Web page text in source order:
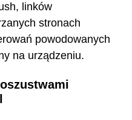
linków
stronach
powodowanych
na urządzeniu.